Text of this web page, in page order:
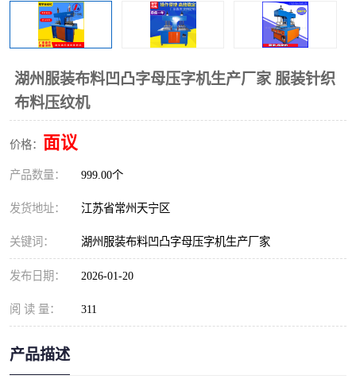
湖州服装布料凹凸字母压字机生产厂家 服装针织
布料压纹机
价格： 面议
产品数量： 999.00个
发货地址： 江苏省常州天宁区
关键词： 湖州服装布料凹凸字母压字机生产厂家
发布日期： 2026-01-20
阅 读 量： 311
产品描述